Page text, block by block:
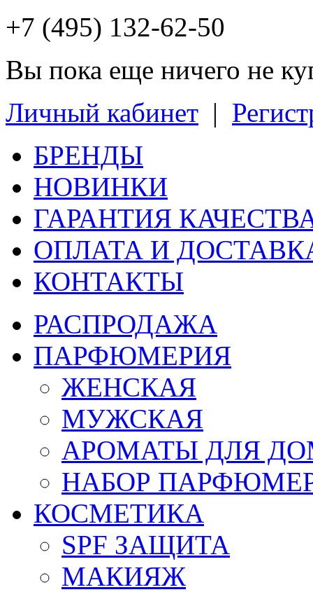
+7 (495) 132-62-50
Вы пока еще ничего не
Личный кабинет |
БРЕНДЫ
НОВИНКИ
ГАРАНТИЯ
ОПЛАТА И
КОНТАКТЫ
РАСПРОДАЖА
ПАРФЮМЕРИЯ
ЖЕНСКАЯ
МУЖСКАЯ
АРОМАТЫ ДЛЯ
НАБОР
КОСМЕТИКА
SPF ЗАЩИТА
МАКИЯЖ